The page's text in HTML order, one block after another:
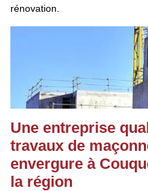
rénovation.
Une entreprise
travaux de
envergure à
la région